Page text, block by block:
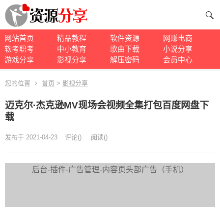
网站首页 精品教程 软件资源
网赚电商
软考职考
中小教育 歌曲下载
小说分享
游戏分享
影视分享 解压密码 会员中心
您的位置 首页 > 影视分享
迈克尔·杰克逊MV现场会视频全集打包百度网盘下
载
发布于 2021-04-23 评论() 阅读()
后台-插件-广告管理-内容页头部广告（手机）